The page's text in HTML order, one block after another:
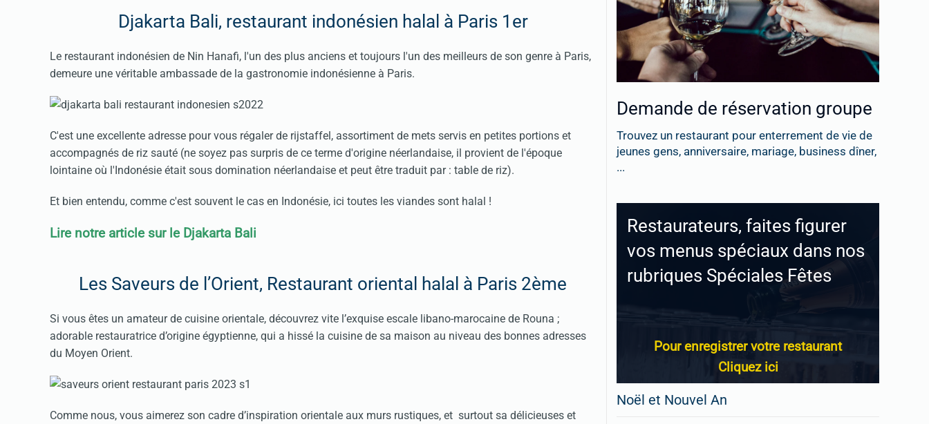
Djakarta Bali, restaurant indonésien halal à Paris 1er
Le restaurant indonésien de Nin Hanafi, l'un des plus anciens et toujours l'un des meilleurs de son genre à Paris,
demeure une véritable ambassade de la gastronomie indonésienne à Paris.
C'est une excellente adresse pour vous régaler de rijstaffel, assortiment de mets servis en petites portions et
accompagnés de riz sauté (ne soyez pas surpris de ce terme d'origine néerlandaise, il provient de l'époque
lointaine où l'Indonésie était sous domination néerlandaise et peut être traduit par : table de riz).
Et bien entendu, comme c'est souvent le cas en Indonésie, ici toutes les viandes sont halal !
Lire notre article sur le Djakarta Bali
Les Saveurs de l’Orient, Restaurant oriental halal à Paris 2ème
Si vous êtes un amateur de cuisine orientale, découvrez vite l’exquise escale libano-marocaine de Rouna ;
adorable restauratrice d’origine égyptienne, qui a hissé la cuisine de sa maison au niveau des bonnes adresses
du Moyen Orient.
Comme nous, vous aimerez son cadre d’inspiration orientale aux murs rustiques, et surtout sa délicieuses et
Demande de réservation groupe
Trouvez un restaurant pour enterrement de vie de
jeunes gens, anniversaire, mariage, business dîner,
...
Restaurateurs, faites figurer
vos menus spéciaux dans nos
rubriques Spéciales Fêtes
Pour enregistrer votre restaurant
Cliquez ici
Noël et Nouvel An